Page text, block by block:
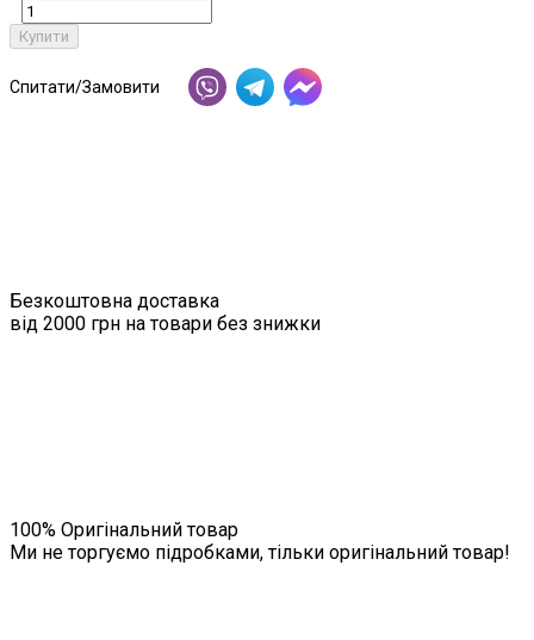
Купити
Спитати/Замовити
Безкоштовна доставка
від 2000 грн на товари без знижки
100% Оригінальний товар
Ми не торгуємо підробками, тільки оригінальний товар!